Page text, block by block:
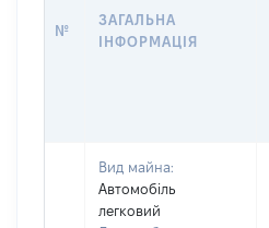
№
ЗАГАЛЬНА
ІНФОРМАЦІЯ
Вид майна:
Автомобіль
легковий